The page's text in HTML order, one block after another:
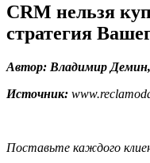
CRM нельзя
стратегия
Автор: Владимир Демин,
Источник:
Поставьте каждого